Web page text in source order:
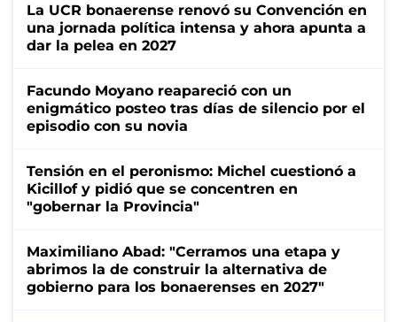
La UCR bonaerense renovó su Convención en
una jornada política intensa y ahora apunta a
dar la pelea en 2027
Facundo Moyano reapareció con un
enigmático posteo tras días de silencio por el
episodio con su novia
Tensión en el peronismo: Michel cuestionó a
Kicillof y pidió que se concentren en
"gobernar la Provincia"
Maximiliano Abad: "Cerramos una etapa y
abrimos la de construir la alternativa de
gobierno para los bonaerenses en 2027"